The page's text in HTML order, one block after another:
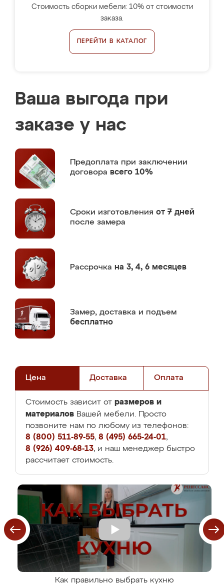
Стоимость сборки мебели: 10% от стоимости
заказа.
ПЕРЕЙТИ В КАТАЛОГ
Ваша выгода при
заказе у нас
Предоплата при заключении
договора всего 10%
Сроки изготовления от 7 дней
после замера
Рассрочка на 3, 4, 6 месяцев
Замер, доставка и подъем
бесплатно
Цена Доставка Оплата
Стоимость зависит от размеров и
материалов Вашей мебели. Просто
позвоните нам по любому из телефонов:
8 (800) 511-89-55, 8 (495) 665-24-01,
8 (926) 409-68-13, и наш менеджер быстро
рассчитает стоимость.
Как правильно выбрать кухню